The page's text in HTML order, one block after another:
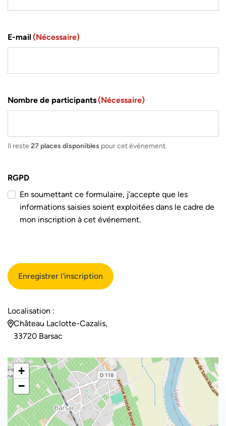
E-mail (Nécessaire)
Nombre de participants(Nécessaire)
Il reste 27 places disponibles pour cet évènement.
RGPD
En soumettant ce formulaire, j’accepte que les
informations saisies soient exploitées dans le cadre de
mon inscription à cet événement.
Localisation :
Château Laclotte-Cazalis,
33720 Barsac
+
−